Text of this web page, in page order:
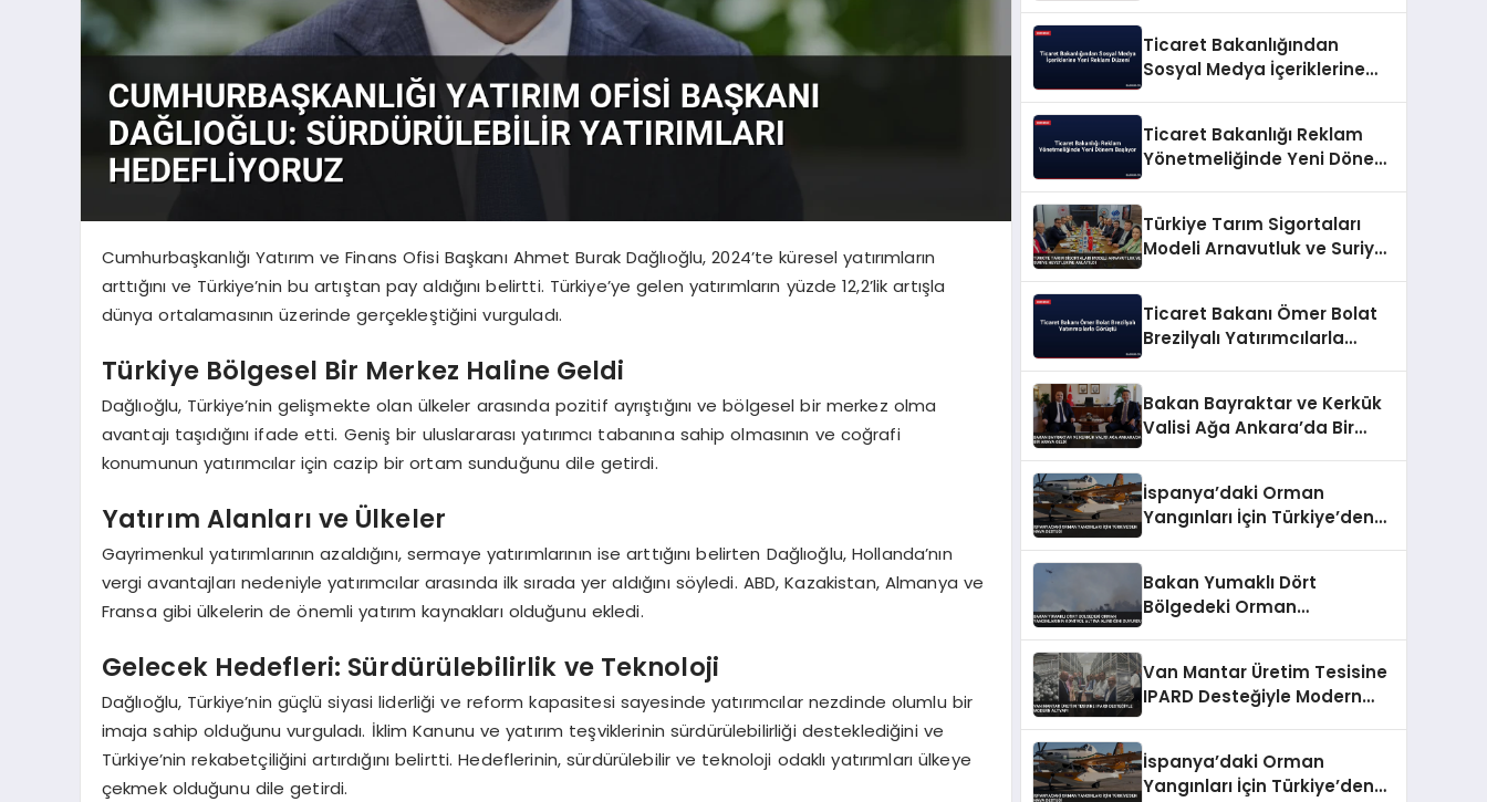
Cumhurbaşkanlığı Yatırım ve Finans Ofisi Başkanı Ahmet Burak Dağlıoğlu, 2024’te küresel yatırımların
arttığını ve Türkiye’nin bu artıştan pay aldığını belirtti. Türkiye’ye gelen yatırımların yüzde 12,2’lik artışla
dünya ortalamasının üzerinde gerçekleştiğini vurguladı.
Türkiye Bölgesel Bir Merkez Haline Geldi
Dağlıoğlu, Türkiye’nin gelişmekte olan ülkeler arasında pozitif ayrıştığını ve bölgesel bir merkez olma
avantajı taşıdığını ifade etti. Geniş bir uluslararası yatırımcı tabanına sahip olmasının ve coğrafi
konumunun yatırımcılar için cazip bir ortam sunduğunu dile getirdi.
Yatırım Alanları ve Ülkeler
Gayrimenkul yatırımlarının azaldığını, sermaye yatırımlarının ise arttığını belirten Dağlıoğlu, Hollanda’nın
vergi avantajları nedeniyle yatırımcılar arasında ilk sırada yer aldığını söyledi. ABD, Kazakistan, Almanya ve
Fransa gibi ülkelerin de önemli yatırım kaynakları olduğunu ekledi.
Gelecek Hedefleri: Sürdürülebilirlik ve Teknoloji
Dağlıoğlu, Türkiye’nin güçlü siyasi liderliği ve reform kapasitesi sayesinde yatırımcılar nezdinde olumlu bir
imaja sahip olduğunu vurguladı. İklim Kanunu ve yatırım teşviklerinin sürdürülebilirliği desteklediğini ve
Türkiye’nin rekabetçiliğini artırdığını belirtti. Hedeflerinin, sürdürülebilir ve teknoloji odaklı yatırımları ülkeye
çekmek olduğunu dile getirdi.
Ticaret Bakanlığından
Sosyal Medya İçeriklerine
Ticaret Bakanlığı Reklam
Yönetmeliğinde Yeni Dönem
Türkiye Tarım Sigortaları
Modeli Arnavutluk ve Suriye
Ticaret Bakanı Ömer Bolat
Brezilyalı Yatırımcılarla
Bakan Bayraktar ve Kerkük
Valisi Ağa Ankara’da Bir
İspanya’daki Orman
Yangınları İçin Türkiye’den
Bakan Yumaklı Dört
Bölgedeki Orman
Van Mantar Üretim Tesisine
IPARD Desteğiyle Modern
İspanya’daki Orman
Yangınları İçin Türkiye’den